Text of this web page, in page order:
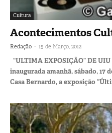
Cultura
Acontecimentos
Redação - 15 de Março, 2012
“ULTIMA EXPOSIÇÃO” DE
inaugurada amanhã, sábado, 17
Casa Bernardo, a exposição